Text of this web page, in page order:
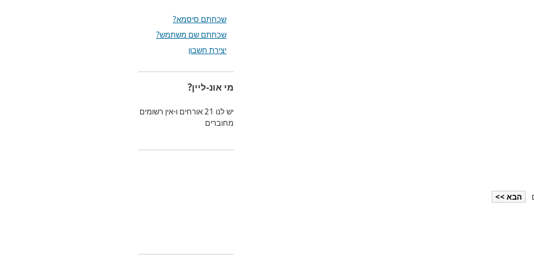
הבא >>
שכחתם סיסמא?
שכחתם שם משתמש?
יצירת חשבון
מי אונ-ליין?
יש לנו 21 אורחים ו-אין רשומים
מחוברים